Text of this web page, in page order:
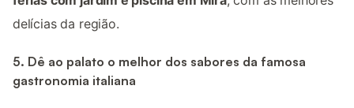
delícias da região.
5. Dê ao palato o melhor dos sabores da famosa
gastronomia italiana